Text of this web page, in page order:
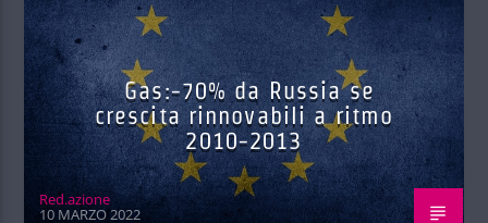
Gas:-70% da Russia se
crescita rinnovabili a ritmo
2010-2013
Red.azione
10 MARZO 2022